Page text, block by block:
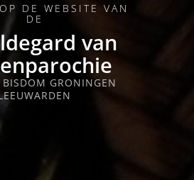
DE WEBSITE VAN
DE
van
GRONINGEN